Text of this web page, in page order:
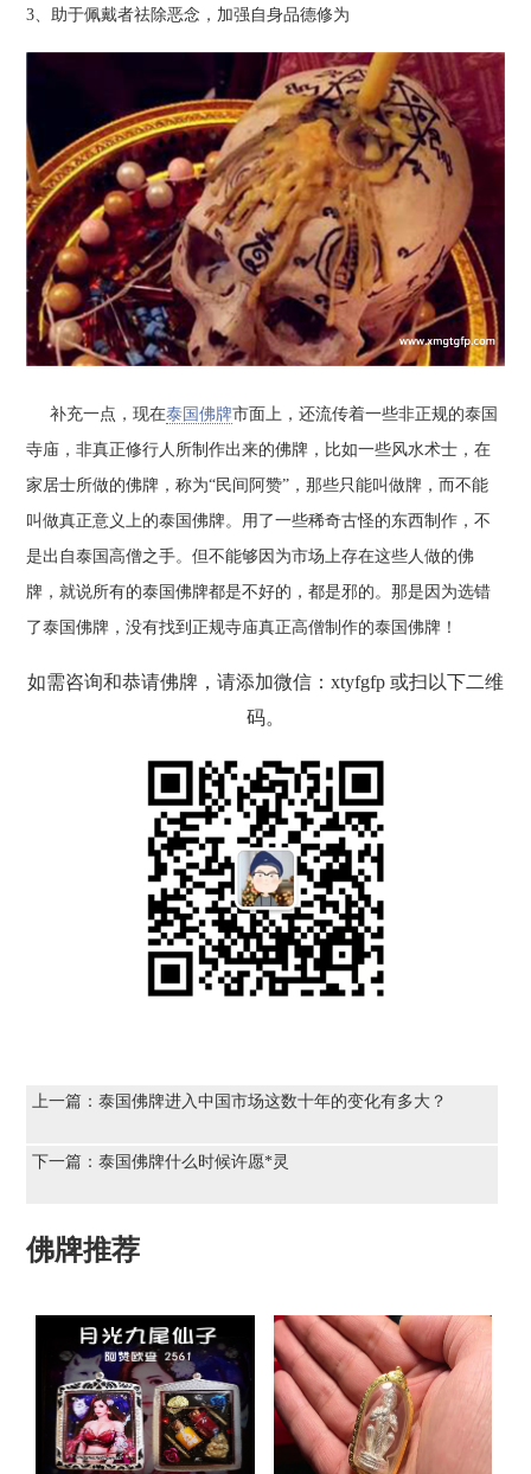
3、助于佩戴者祛除恶念，加强自身品德修为
补充一点，现在泰国佛牌市面上，还流传着一些非正规的泰国
寺庙，非真正修行人所制作出来的佛牌，比如一些风水术士，在
家居士所做的佛牌，称为“民间阿赞”，那些只能叫做牌，而不能
叫做真正意义上的泰国佛牌。用了一些稀奇古怪的东西制作，不
是出自泰国高僧之手。但不能够因为市场上存在这些人做的佛
牌，就说所有的泰国佛牌都是不好的，都是邪的。那是因为选错
了泰国佛牌，没有找到正规寺庙真正高僧制作的泰国佛牌！
如需咨询和恭请佛牌，请添加微信：xtyfgfp 或扫以下二维
码。
上一篇：泰国佛牌进入中国市场这数十年的变化有多大？
下一篇：泰国佛牌什么时候许愿*灵
佛牌推荐